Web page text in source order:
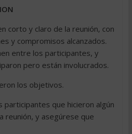
corto y claro de la reunión, con
y compromisos alcanzados.
entre los participantes, y
pero están involucrados.
los objetivos.
participantes que hicieron algún
reunión, y asegúrese que